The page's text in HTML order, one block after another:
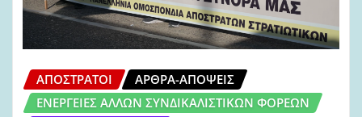
ΑΠΌΣΤΡΑΤΟΙ
ΆΡΘΡΑ-ΑΠΌΨΕΙΣ
ΕΝΈΡΓΕΙΕΣ ΆΛΛΩΝ ΣΥΝΔΙΚΑΛΙΣΤΙΚΏΝ ΦΟΡΈΩΝ